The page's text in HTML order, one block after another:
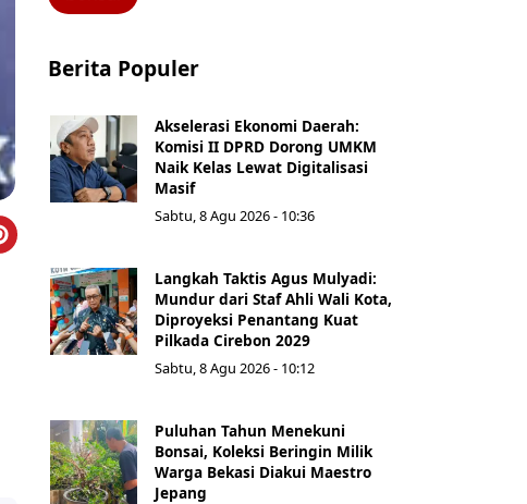
Berita Populer
Akselerasi Ekonomi Daerah:
Komisi II DPRD Dorong UMKM
Naik Kelas Lewat Digitalisasi
Masif
Sabtu, 8 Agu 2026 - 10:36
Langkah Taktis Agus Mulyadi:
Mundur dari Staf Ahli Wali Kota,
Diproyeksi Penantang Kuat
Pilkada Cirebon 2029
Sabtu, 8 Agu 2026 - 10:12
Puluhan Tahun Menekuni
Bonsai, Koleksi Beringin Milik
Warga Bekasi Diakui Maestro
Jepang